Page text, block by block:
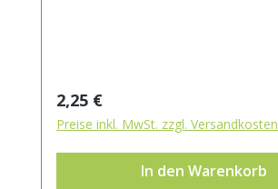
Regulärer Preis:
2,25 €
Preise inkl. MwSt. zzgl. Versandkosten
In den Warenkorb